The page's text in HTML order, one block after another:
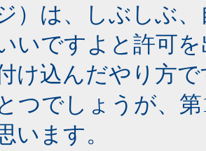
）は、しぶしぶ
いですよと許可
け込んだやり方
つでしょうが、
います。